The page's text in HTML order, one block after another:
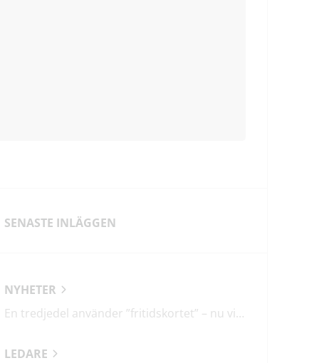
SENASTE INLÄGGEN
NYHETER
En tredjedel använder ”fritidskortet” – nu vill regeringen utveckla det
LEDARE